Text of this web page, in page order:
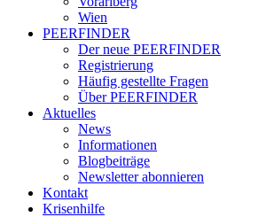
Wien
PEERFINDER
Der neue PEERFINDER
Registrierung
Häufig gestellte Fragen
Über PEERFINDER
Aktuelles
News
Informationen
Blogbeiträge
Newsletter abonnieren
Kontakt
Krisenhilfe